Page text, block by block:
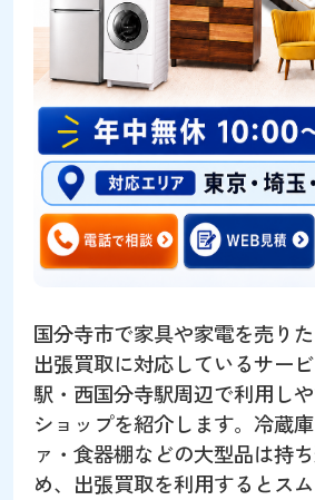
国分寺市で家具や家電を売りた
出張買取に対応しているサー
駅・西国分寺駅周辺で利用し
ショップを紹介します。冷蔵
ァ・食器棚などの大型品は持
め、出張買取を利用するとスム